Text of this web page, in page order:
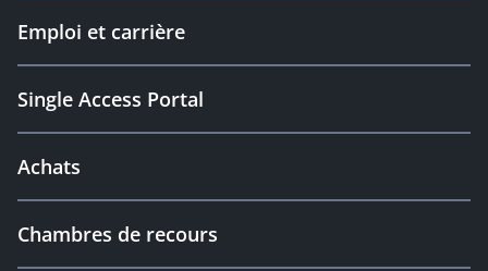
Emploi et carrière
Single Access Portal
Achats
Chambres de recours